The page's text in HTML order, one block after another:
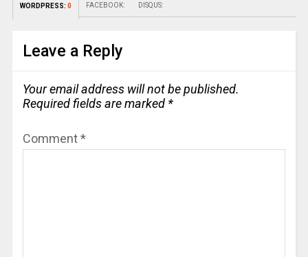
WORDPRESS: 0 FACEBOOK: DISQUS:
Leave a Reply
Your email address will not be published.
Required fields are marked *
Comment*